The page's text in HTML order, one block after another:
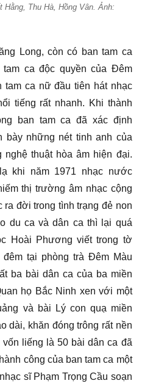
Hằng, Thu Hà, Hồng Vân. Ảnh:
Long, còn có ban tam ca
ca độc quyền của Đêm
tam ca nữ đầu tiên hát nhạc
tiếng rất nhanh. Khi thành
ban tam ca đã xác định
bày những nét tinh anh của
nghệ thuật hòa âm hiện đại.
khi năm 1971 nhạc nước
thị trường âm nhạc cộng
đời trong tình trạng đẻ non
du ca và dân ca thì lại quá
Hoài Phương viết trong tờ
tại phòng trà Đêm Màu
ba bài dân ca của ba miền
họ Bắc Ninh xen với một
và bài Lý con quạ miền
dài, khăn đóng trông rất nền
liếng là 50 bài dân ca đã
công của ban tam ca một
sĩ Phạm Trọng Cầu soạn